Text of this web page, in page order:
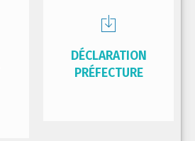
DÉCLARATION
PRÉFECTURE